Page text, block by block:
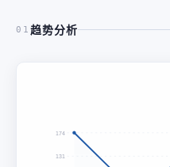
01 趋势分析
174
131